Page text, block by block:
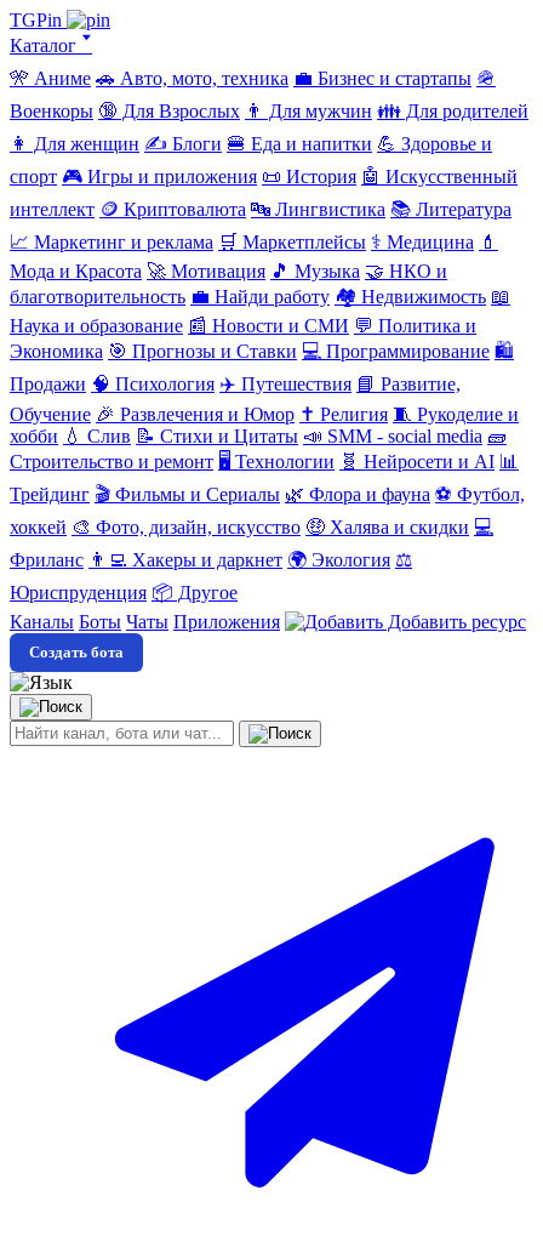
TGPin
Каталог 🢓
🎌 Аниме 🚗 Авто, мото, техника 💼 Бизнес и стартапы 🪖
Военкоры 🔞 Для Взрослых 👨 Для мужчин 👪 Для родителей
👩 Для женщин ✍️ Блоги 🍔 Еда и напитки 💪 Здоровье и
спорт 🎮 Игры и приложения 📜 История 🤖 Искусственный
интеллект 🪙 Криптовалюта 🔤 Лингвистика 📚 Литература
📈 Маркетинг и реклама 🛒 Маркетплейсы ⚕️ Медицина 💄
Мода и Красота 🚀 Мотивация 🎵 Музыка 🤝 НКО и
благотворительность 💼 Найди работу 🏘️ Недвижимость 📖
Наука и образование 📰 Новости и СМИ 💬 Политика и
Экономика 🎯 Прогнозы и Ставки 💻 Программирование 🛍️
Продажи 🧠 Психология ✈️ Путешествия 📘 Развитие,
Обучение 🎉 Развлечения и Юмор ✝️ Религия 🧵 Рукоделие и
хобби 💧 Слив 📝 Стихи и Цитаты 📣 SMM - social media 🧱
Строительство и ремонт 🖥️ Технологии 🧬 Нейросети и AI 📊
Трейдинг 🎬 Фильмы и Сериалы 🌿 Флора и фауна ⚽ Футбол,
хоккей 🎨 Фото, дизайн, искусство 🤑 Халява и скидки 💻
Фриланс 👨‍💻 Хакеры и даркнет 🌍 Экология ⚖️
Юриспруденция 📦 Другое
Каналы Боты Чаты Приложения Добавить ресурс
Создать бота